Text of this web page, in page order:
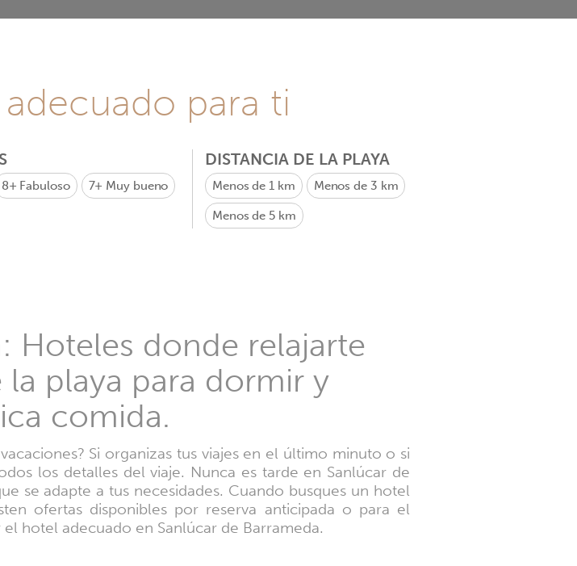
para ti
8+ Fabuloso 7+ Muy bueno
DISTANCIA DE LA PLAYA
Menos de 1 km Menos de 3 km
Menos de 5 km
Hoteles donde relajarte
playa para dormir y
comida.
Si organizas tus viajes en el último minuto o si
los detalles del viaje. Nunca es tarde en Sanlúcar de
se adapte a tus necesidades. Cuando busques un hotel
ofertas disponibles por reserva anticipada o para el
hotel adecuado en Sanlúcar de Barrameda.